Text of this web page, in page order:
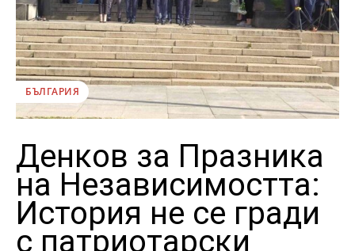
БЪЛГАРИЯ
Денков за Празника
на Независимостта:
История не се гради
с патриотарски